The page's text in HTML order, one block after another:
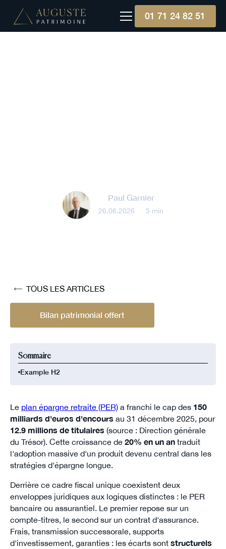
01 71 24 82 51
Paul Garnier
26.06.2026 5 min
TOUS LES ARTICLES
Bilan patrimonial offert
Sommaire
Example H2
Le plan épargne retraite (PER)a franchi le cap des 150
milliards d'euros d'encours au 31 décembre 2025, pour
12.9 millions de titulaires (source : Direction générale
du Trésor). Cette croissance de 20% en un antraduit
l'adoption massive d'un produit devenu central dans les
stratégies d'épargne longue.
Derrière ce cadre fiscal unique coexistent deux
enveloppes juridiques aux logiques distinctes : le PER
bancaire ou assurantiel. Le premier repose sur un
compte-titres, le second sur un contrat d'assurance.
Frais, transmission successorale, supports
d'investissement, garanties : les écarts sont structurels